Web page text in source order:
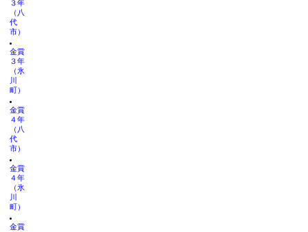
３年
（八
代
市）
金賞
３年
（氷
川
町）
金賞
４年
（八
代
市）
金賞
４年
（氷
川
町）
金賞